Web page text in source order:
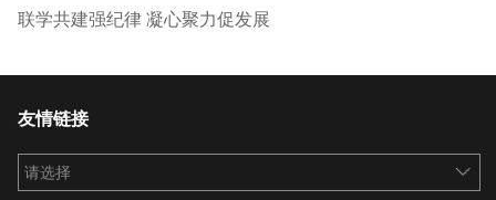
联学共建强纪律 凝心聚力促发展
友情链接
请选择